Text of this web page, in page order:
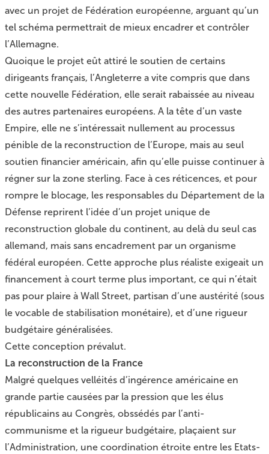
avec un projet de Fédération européenne, arguant qu’un
tel schéma permettrait de mieux encadrer et contrôler
l’Allemagne.
Quoique le projet eût attiré le soutien de certains
dirigeants français, l’Angleterre a vite compris que dans
cette nouvelle Fédération, elle serait rabaissée au niveau
des autres partenaires européens. A la tête d’un vaste
Empire, elle ne s’intéressait nullement au processus
pénible de la reconstruction de l’Europe, mais au seul
soutien financier américain, afin qu’elle puisse continuer à
régner sur la zone sterling. Face à ces réticences, et pour
rompre le blocage, les responsables du Département de la
Défense reprirent l’idée d’un projet unique de
reconstruction globale du continent, au delà du seul cas
allemand, mais sans encadrement par un organisme
fédéral européen. Cette approche plus réaliste exigeait un
financement à court terme plus important, ce qui n’était
pas pour plaire à Wall Street, partisan d’une austérité (sous
le vocable de stabilisation monétaire), et d’une rigueur
budgétaire généralisées.
Cette conception prévalut.
La reconstruction de la France
Malgré quelques velléités d’ingérence américaine en
grande partie causées par la pression que les élus
républicains au Congrès, obssédés par l’anti-
communisme et la rigueur budgétaire, plaçaient sur
l’Administration, une coordination étroite entre les Etats-